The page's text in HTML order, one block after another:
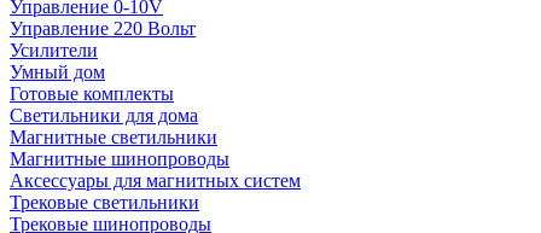
Управление 0-10V
Управление 220 Вольт
Усилители
Умный дом
Готовые комплекты
Светильники для дома
Магнитные светильники
Магнитные шинопроводы
Аксессуары для магнитных систем
Трековые светильники
Трековые шинопроводы